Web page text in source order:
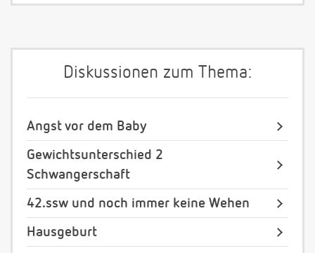
Diskussionen zum Thema:
Angst vor dem Baby
Gewichtsunterschied 2
Schwangerschaft
42.ssw und noch immer keine Wehen
Hausgeburt